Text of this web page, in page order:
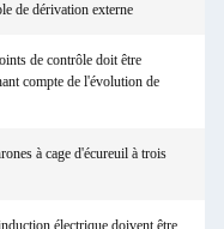
de dérivation externe
de contrôle doit être
compte de l'évolution de
à cage d'écureuil à trois
électrique doivent être